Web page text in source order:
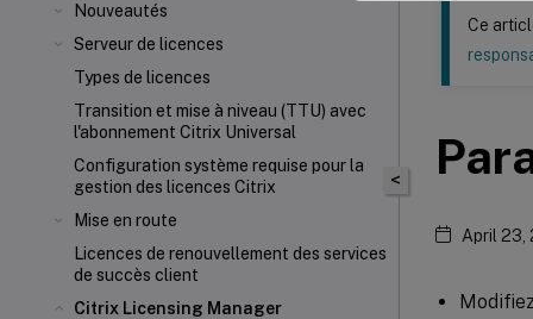
Nouveautés
Serveur de licences
Types de licences
Transition et mise à niveau (TTU) avec
l'abonnement Citrix Universal
Configuration système requise pour la
gestion des licences Citrix
Mise en route
Licences de renouvellement des services
de succès client
Citrix Licensing Manager
<
Ce
April 23,